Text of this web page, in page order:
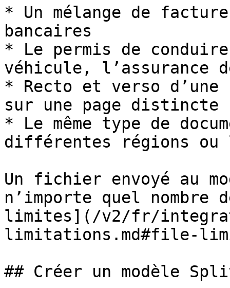
* Un mélange de
bancaires
* Le permis de
véhicule, l’assurance
* Recto et verso
sur une page distincte
* Le même type de
différentes régions ou
Un fichier envoyé au
n’importe quel nombre
limites](/v2/fr/
limitations.md#file-
## Créer un modèle